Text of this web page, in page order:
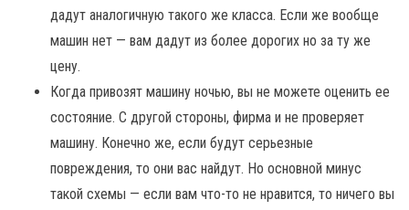
дадут аналогичную такого же класса. Если же вообще
машин нет — вам дадут из более дорогих но за ту же
цену.
Когда привозят машину ночью, вы не можете оценить ее
состояние. С другой стороны, фирма и не проверяет
машину. Конечно же, если будут серьезные
повреждения, то они вас найдут. Но основной минус
такой схемы — если вам что-то не нравится, то ничего вы